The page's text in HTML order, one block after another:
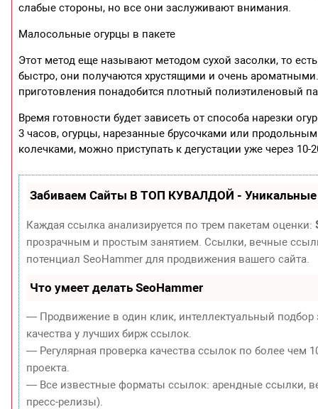
слабые стороны, но все они заслуживают внимания.
Малосольные огурцы в пакете
Этот метод еще называют методом сухой засолки, то
быстро, они получаются хрустящими и очень
приготовления понадобится плотный полиэтиленовый
Время готовности будет зависеть от способа нарезки
3 часов, огурцы, нарезанные брусочками или
колечками, можно приступать к дегустации уже через 10-
Забиваем Сайты В ТОП КУВАЛДОЙ - Уникальные
Каждая ссылка анализируется по трем пакетам оценки:
прозрачным и простым занятием. Ссылки, вечные
потенциал SeoHammer для продвижения вашего сайта.
Что умеет делать SeoHammer
— Продвижение в один клик, интеллектуальный
качества у лучших бирж ссылок.
— Регулярная проверка качества ссылок по более чем
проекта.
— Все известные форматы ссылок: арендные ссылки,
пресс-релизы).